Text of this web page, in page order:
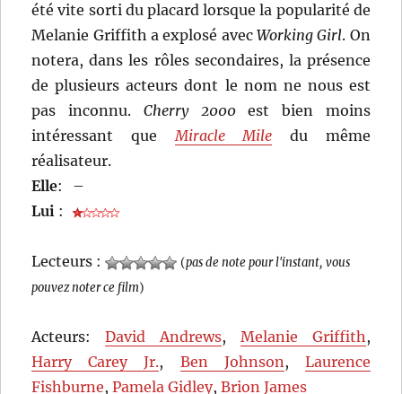
été vite sorti du placard lorsque la popularité de
Melanie Griffith a explosé avecWorking Girl. On
notera, dans les rôles secondaires, la présence
de plusieurs acteurs dont le nom ne nous est
pas inconnu. Cherry 2000est bien moins
intéressant queMiracle Mile du même
réalisateur.
Elle:
–
Lui :
Lecteurs : (pas de note pour l'instant, vous
pouvez noter ce film)
Acteurs:David Andrews, Melanie Griffith,
Harry Carey Jr., Ben Johnson, Laurence
Fishburne,Pamela Gidley,Brion James